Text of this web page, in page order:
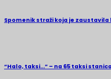
Spomenik straži koja je
“Halo, taksi…” – na 65 taksi